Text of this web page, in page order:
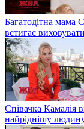
Багатодітна мама
встигає
Співачка Камалія
найріднішу